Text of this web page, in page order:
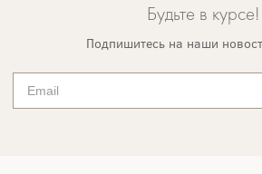
Будьте в курсе!
Подпишитесь на наши